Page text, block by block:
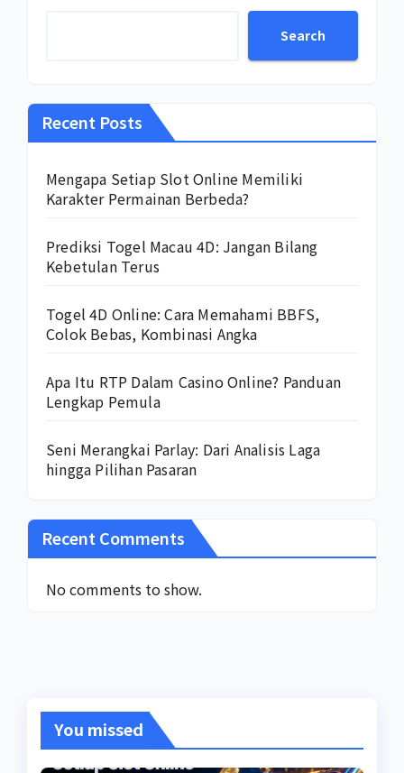
Search
Recent Posts
Mengapa Setiap Slot Online Memiliki
Karakter Permainan Berbeda?
Prediksi Togel Macau 4D: Jangan Bilang
Kebetulan Terus
Togel 4D Online: Cara Memahami BBFS,
Colok Bebas, Kombinasi Angka
Apa Itu RTP Dalam Casino Online? Panduan
Lengkap Pemula
Seni Merangkai Parlay: Dari Analisis Laga
hingga Pilihan Pasaran
Recent Comments
No comments to show.
You missed